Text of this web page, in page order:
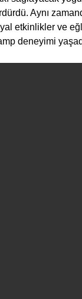
Aynı
etkinlikler ve
deneyimi